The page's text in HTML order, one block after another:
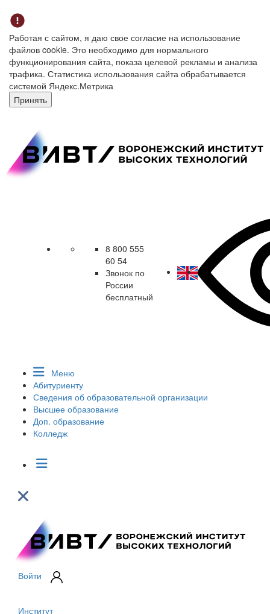
Работая с сайтом, я даю свое согласие на использование
файлов cookie. Это необходимо для нормального
функционирования сайта, показа целевой рекламы и анализа
трафика. Статистика использования сайта обрабатывается
системой Яндекс.Метрика
Принять
8 800 555
60 54
Звонок по
России
бесплатный
Меню
Абитуриенту
Сведения об образовательной организации
Высшее образование
Доп. образование
Колледж
Войти
Институт